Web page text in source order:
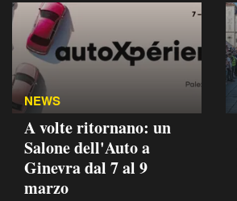
NEWS
A volte ritornano: un
Salone dell'Auto a
Ginevra dal 7 al 9
marzo